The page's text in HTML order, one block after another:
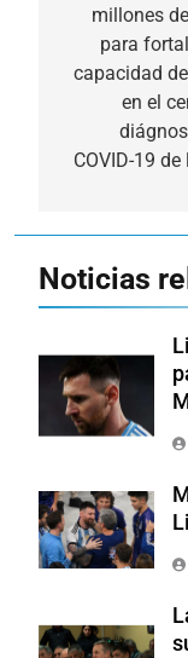
entradas
millones
para
capacidad
en el
COVID-19 de
Noticias